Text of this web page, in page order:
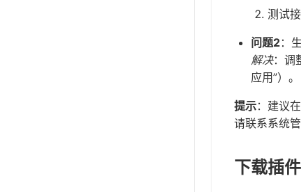
测试
问题2：
解决：调
应用”）。
提示：建议
请联系系统
下载插件